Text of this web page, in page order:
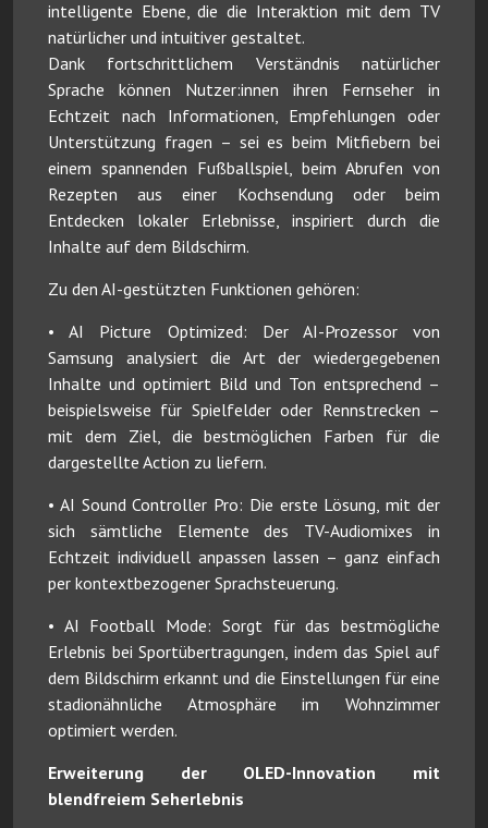
intelligente Ebene, die die Interaktion mit dem TV
natürlicher und intuitiver gestaltet.
Dank fortschrittlichem Verständnis natürlicher
Sprache können Nutzer:innen ihren Fernseher in
Echtzeit nach Informationen, Empfehlungen oder
Unterstützung fragen – sei es beim Mitfiebern bei
einem spannenden Fußballspiel, beim Abrufen von
Rezepten aus einer Kochsendung oder beim
Entdecken lokaler Erlebnisse, inspiriert durch die
Inhalte auf dem Bildschirm.
Zu den AI-gestützten Funktionen gehören:
• AI Picture Optimized: Der AI-Prozessor von
Samsung analysiert die Art der wiedergegebenen
Inhalte und optimiert Bild und Ton entsprechend –
beispielsweise für Spielfelder oder Rennstrecken –
mit dem Ziel, die bestmöglichen Farben für die
dargestellte Action zu liefern.
• AI Sound Controller Pro: Die erste Lösung, mit der
sich sämtliche Elemente des TV-Audiomixes in
Echtzeit individuell anpassen lassen – ganz einfach
per kontextbezogener Sprachsteuerung.
• AI Football Mode: Sorgt für das bestmögliche
Erlebnis bei Sportübertragungen, indem das Spiel auf
dem Bildschirm erkannt und die Einstellungen für eine
stadionähnliche Atmosphäre im Wohnzimmer
optimiert werden.
Erweiterung der OLED-Innovation mit
blendfreiem Seherlebnis